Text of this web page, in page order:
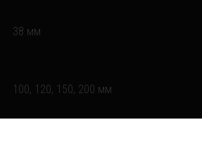
38 мм
100, 120, 150, 200 мм